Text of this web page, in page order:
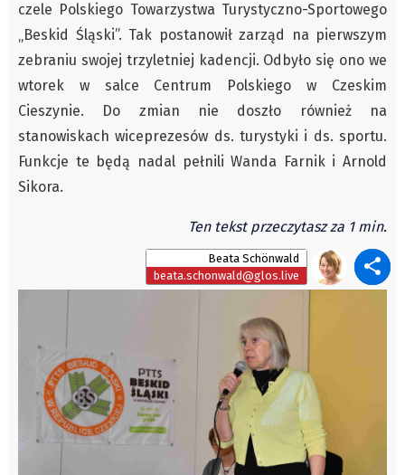
PZKO
Placówki dyplomatyczne w CZ
English Voice
Kultura
Recenzje
Pop Art
Wydarzenia
Na posiónku pisane Milerskiego (archiwum)
Na granicy Księstwa Drobika (archiwum)
Podróże małe i duże Skałki
Historia
Podróże
czele Polskiego Towarzystwa Turystyczno-Sportowego
„Beskid Śląski”. Tak postanowił zarząd na pierwszym
zebraniu swojej trzyletniej kadencji. Odbyło się ono we
wtorek w salce Centrum Polskiego w Czeskim
Cieszynie. Do zmian nie doszło również na
stanowiskach wiceprezesów ds. turystyki i ds. sportu.
Funkcje te będą nadal pełnili Wanda Farnik i Arnold
Sikora.
Ten tekst przeczytasz za 1 min.
Beata Schönwald
beata.schonwald@glos.live